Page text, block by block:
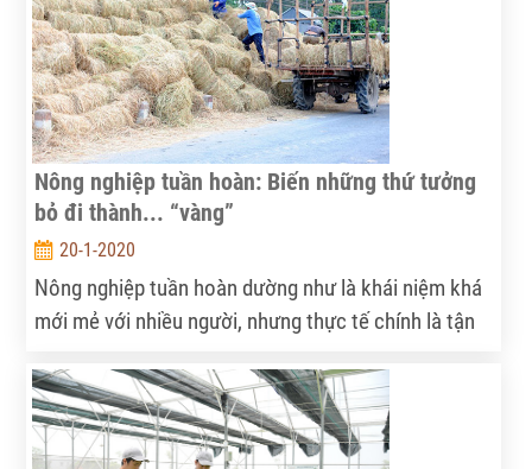
Nông nghiệp tuần hoàn: Biến những thứ tưởng
bỏ đi thành... “vàng”
20-1-2020
Nông nghiệp tuần hoàn dường như là khái niệm khá
mới mẻ với nhiều người, nhưng thực tế chính là tận
đậu, lạc, bã sắn, bã mía, vỏ trấu… để làm thành phân
bón, thức ăn chăn nuôi. Tại những mô hình nông
nghiệp tuần hoàn, người ta gần như không phải bỏ đi